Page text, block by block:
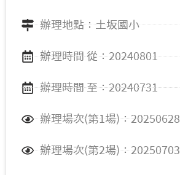
辦理地點：土坂國小
辦理時間 從：20240801
辦理時間 至：20240731
辦理場次(第1場)：20250628
辦理場次(第2場)：20250703